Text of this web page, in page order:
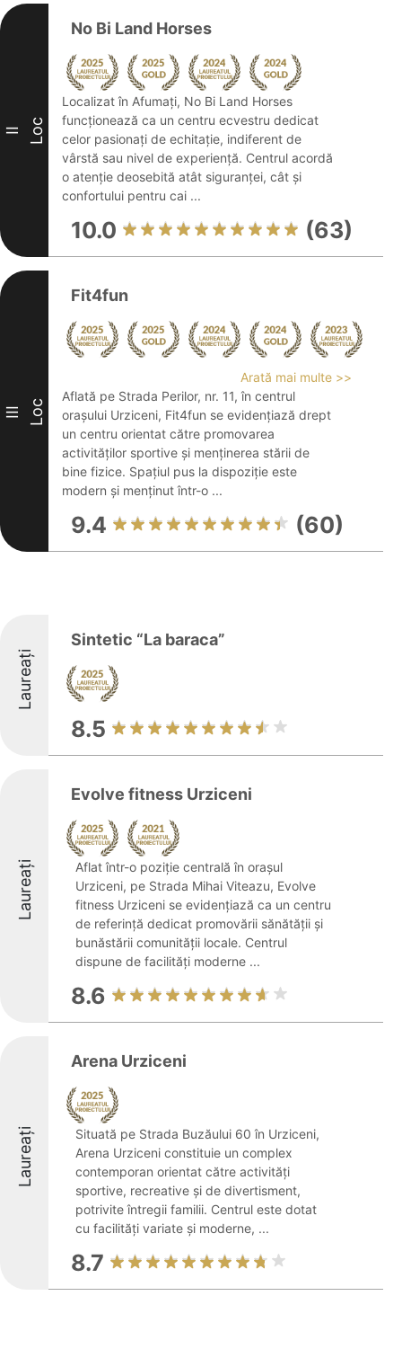
II Loc
No Bi Land Horses
Localizat în Afumați, No Bi Land Horses
funcționează ca un centru ecvestru dedicat
celor pasionați de echitație, indiferent de
vârstă sau nivel de experiență. Centrul acordă
o atenție deosebită atât siguranței, cât și
confortului pentru cai ...
10.0 (63)
III Loc
Fit4fun
Arată mai multe >>
Aflată pe Strada Perilor, nr. 11, în centrul
orașului Urziceni, Fit4fun se evidențiază drept
un centru orientat către promovarea
activităților sportive și menținerea stării de
bine fizice. Spațiul pus la dispoziție este
modern și menținut într-o ...
9.4 (60)
Laureați
Sintetic “La baraca”
8.5
Laureați
Evolve fitness Urziceni
Aflat într-o poziție centrală în orașul
Urziceni, pe Strada Mihai Viteazu, Evolve
fitness Urziceni se evidențiază ca un centru
de referință dedicat promovării sănătății și
bunăstării comunității locale. Centrul
dispune de facilități moderne ...
8.6
Laureați
Arena Urziceni
Situată pe Strada Buzăului 60 în Urziceni,
Arena Urziceni constituie un complex
contemporan orientat către activități
sportive, recreative și de divertisment,
potrivite întregii familii. Centrul este dotat
cu facilități variate și moderne, ...
8.7